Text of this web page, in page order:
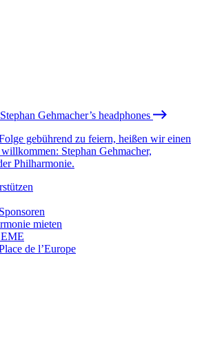
Gehmacher’s headphones
gebührend zu feiern, heißen wir einen
Stephan Gehmacher,
Philharmonie.
mieten
de l’Europe